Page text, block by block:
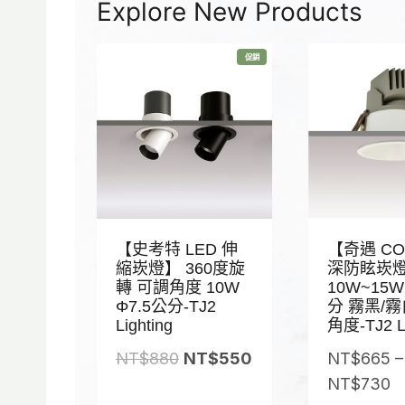
Explore New Products
促銷特
價
【史考特 LED 伸
縮崁燈】 360度旋
轉 可調角度 10W
Φ7.5公分-TJ2
Lighting
NT$880 原
NT$550目
【奇遇
深防眩崁
分 霧黑/
角度-TJ2
NT$665 –
NT$730價